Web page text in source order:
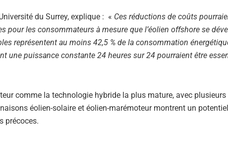
du Surrey, explique : « Ces réductions de coûts
pour les consommateurs à mesure que l’éolien offshore se
représentent au moins 42,5 % de la consommation
une puissance constante 24 heures sur 24 pourraient être
comme la technologie hybride la plus mature, avec
éolien-solaire et éolien-marémoteur montrent un
précoces.